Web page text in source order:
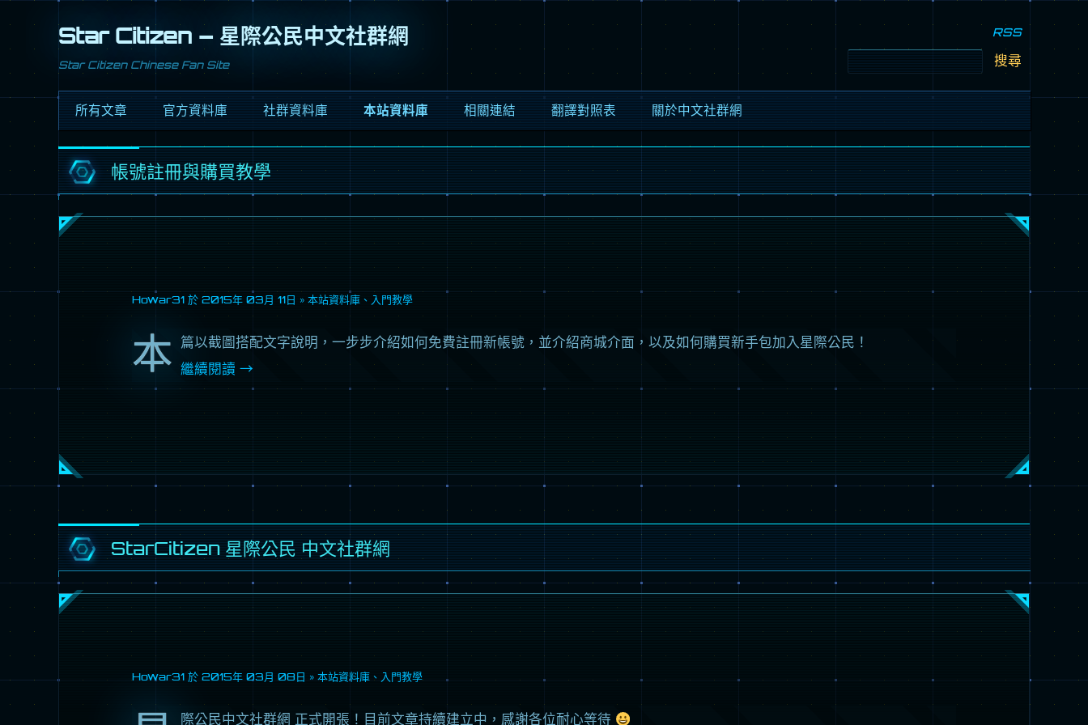
Star Citizen – 星際公民中文社群網
Star Citizen Chinese Fan Site
RSS
搜
尋
關
字:
跳
至
內
容
所有文章 官方資料庫
關於星際公民
設計概念
銀河指南
更新資訊
社群資料庫 本站資料庫
入門教學
種族導覽
相關連結 翻譯對照表 關於中文社群網
ABOUT FAN SITE
贊助感謝 – DONATION
帳號註冊與購買教學
Howar31 於 2015年 03月 11日 » 本站資料庫 、 入門教學
本 篇以截圖搭配文字說明，一步步介紹如何免費註冊新帳號，並介紹商城介面，以及如何購買新手包加入星際公民！
繼續閱讀 →
StarCitizen 星際公民 中文社群網
Howar31 於 2015年 03月 08日 » 本站資料庫 、 入門教學
際公民中文社群網 正式開張！目前文章持續建立中，感謝各位耐心等待